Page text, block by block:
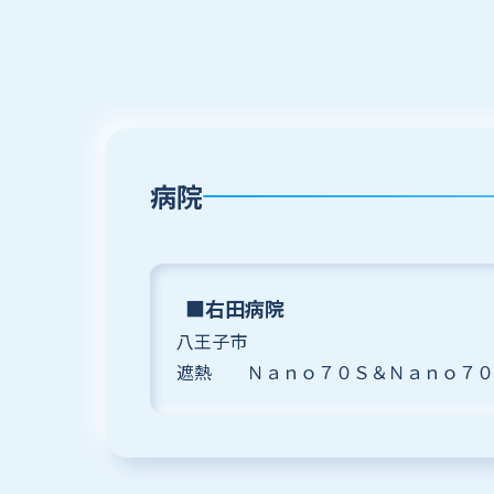
病院
■右田病院
八王子市
遮熱 Ｎａｎｏ７０Ｓ＆Ｎａｎｏ７